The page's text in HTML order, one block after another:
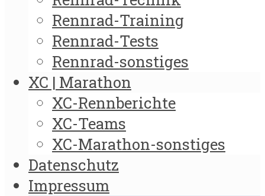
Rennrad-Training
Rennrad-Tests
Rennrad-sonstiges
XC | Marathon
XC-Rennberichte
XC-Teams
XC-Marathon-sonstiges
Datenschutz
Impressum